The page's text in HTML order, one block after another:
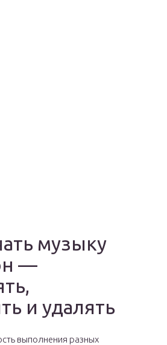
музыку
—
и удалять
выполнения разных